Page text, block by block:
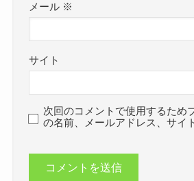
メール ※
サイト
次回のコメントで使用するため
の名前、メールアドレス、サイ